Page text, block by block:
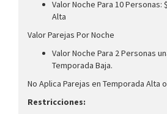
Valor Noche Para 10 Personas:
Alta
Valor Parejas Por Noche
Valor Noche Para 2 Personas
Temporada Baja.
No Aplica Parejas en Temporada Alta
Restricciones: